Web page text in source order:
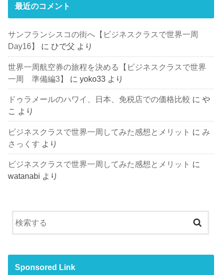
最近のコメント
サンフランシスコの街へ【ビジネスクラスで世界一周
Day16】
に ひで父 より
世界一周航空券の旅程を決める【ビジネスクラスで世界
一周 準備編3】
にyoko33 より
ドゥラメールのハワイ、日本、免税店での価格比較 にや
こ より
ビジネスクラスで世界一周してみた感想とメリット にみ
さっくす より
ビジネスクラスで世界一周してみた感想とメリット に
watanabi より
Sponsored Link